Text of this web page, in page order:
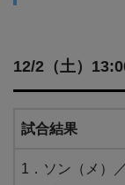
12/2（土）
試合結果
1．ソン（メ）